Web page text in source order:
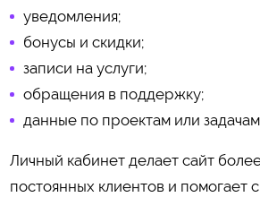
уведомления;
бонусы и скидки;
записи на услуги;
обращения в поддержку;
данные по проектам или
Личный кабинет делает сайт
постоянных клиентов и помогает